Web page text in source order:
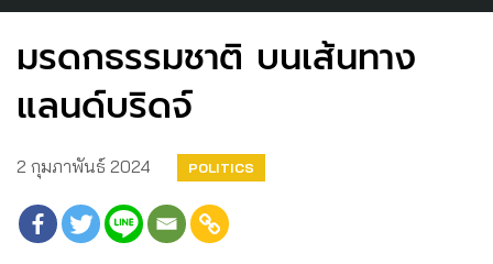
มรดกธรรมชาติ บนเส้นทาง
แลนด์บริดจ์
2 กุมภาพันธ์ 2024 POLITICS